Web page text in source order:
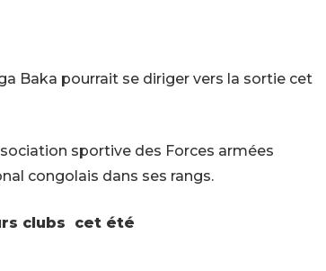
Baka pourrait se diriger vers la sortie cet
sportive des Forces armées
congolais dans ses rangs.
clubs cet été